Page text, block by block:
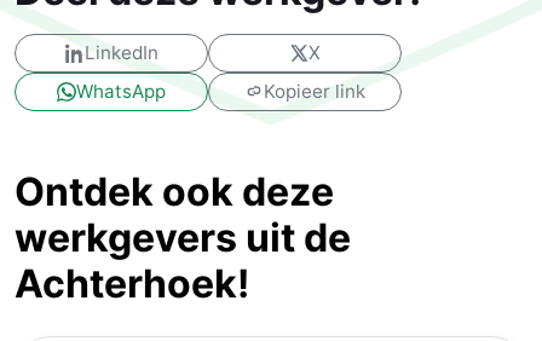
LinkedIn
X
WhatsApp
Kopieer link
Ontdek ook deze
werkgevers uit de
Achterhoek!